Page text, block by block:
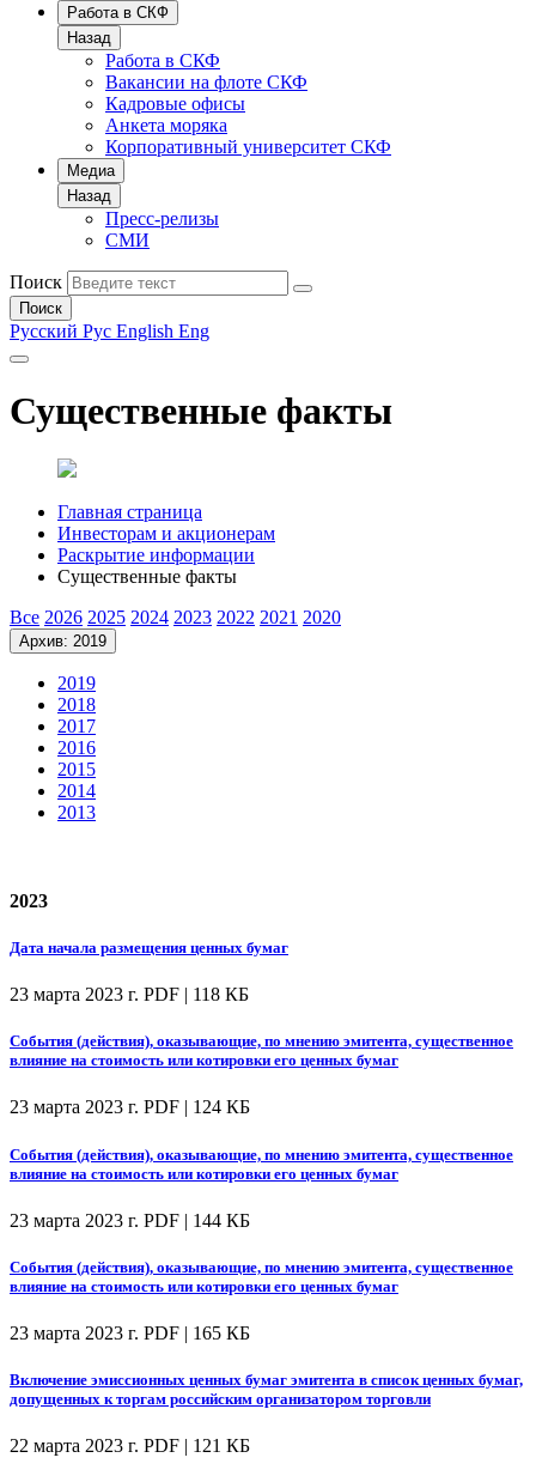
Работа в СКФ
Назад
Работа в СКФ
Вакансии на флоте СКФ
Кадровые офисы
Анкета моряка
Корпоративный университет СКФ
Медиа
Назад
Пресс-релизы
СМИ
Поиск
Поиск
Русский Рус English Eng
Существенные факты
Главная страница
Инвесторам и акционерам
Раскрытие информации
Существенные факты
Все 2026 2025 2024 2023 2022 2021 2020
Архив: 2019
2019
2018
2017
2016
2015
2014
2013
2023
Дата начала размещения ценных бумаг
23 марта 2023 г. PDF | 118 КБ
События (действия), оказывающие, по мнению эмитента, существенное
влияние на стоимость или котировки его ценных бумаг
23 марта 2023 г. PDF | 124 КБ
События (действия), оказывающие, по мнению эмитента, существенное
влияние на стоимость или котировки его ценных бумаг
23 марта 2023 г. PDF | 144 КБ
События (действия), оказывающие, по мнению эмитента, существенное
влияние на стоимость или котировки его ценных бумаг
23 марта 2023 г. PDF | 165 КБ
Включение эмиссионных ценных бумаг эмитента в список ценных бумаг,
допущенных к торгам российским организатором торговли
22 марта 2023 г. PDF | 121 КБ